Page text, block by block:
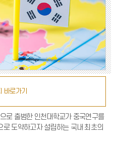
바로가기
로 출범한 인천대학교가 중국연구를
도약하고자 설립하는 국내 최초의